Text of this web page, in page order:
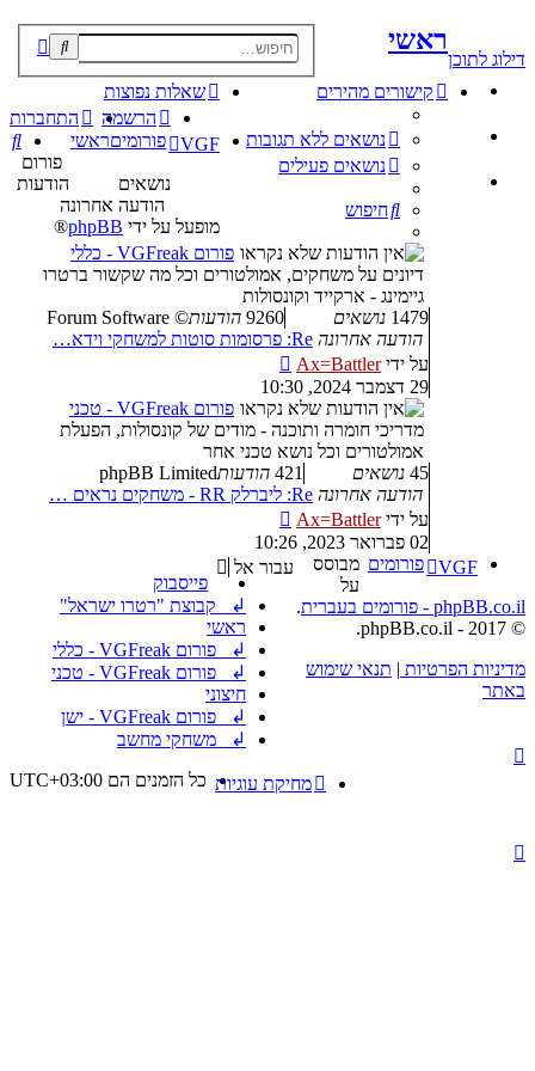
דילוג לתוכן
קישורים מהירים
נושאים ללא תגובות
נושאים פעילים
חיפוש
שאלות נפוצות
התחברות
הרשמה
VGF
פורומיםראשי
ראשי
פורום
נושאים
הודעות
הודעה אחרונה
פורום VGFreak - כללי
דיונים על משחקים, אמולטורים וכל מה שקשור ברטרו
גיימינג - ארקייד וקונסולות
1479 נושאים 9260 הודעות
הודעה אחרונה Re: פרסומות סוטות למשחקי וידא…
על ידיAx=Battler
בהודעה
האחרונה
29 דצמבר 2024, 10:30
פורום VGFreak - טכני
מדריכי חומרה ותוכנה - מודים של קונסולות, הפעלת
אמולטורים וכל נושא טכני אחר
45 נושאים 421 הודעות
הודעה אחרונה Re: ליברלק RR - משחקים נראים …
על ידיAx=Battler
בהודעה
האחרונה
02 פברואר 2023, 10:26
עבור אל
פייסבוק
↲ קבוצת "רטרו ישראל"
ראשי
↲ פורום VGFreak - כללי
↲ פורום VGFreak - טכני
חיצוני
↲ פורום VGFreak - ישן
↲ משחקי מחשב
VGF פורומים
כל הזמנים הם UTC+03:00 מחיקת עוגיות
מופעל על ידי phpBB
®
Forum Software ©
phpBB Limited
מבוסס
על
phpBB.co.il - פורומים בעברית
.
© 2017 - phpBB.co.il.
מדיניות הפרטיות | תנאי שימוש
באתר